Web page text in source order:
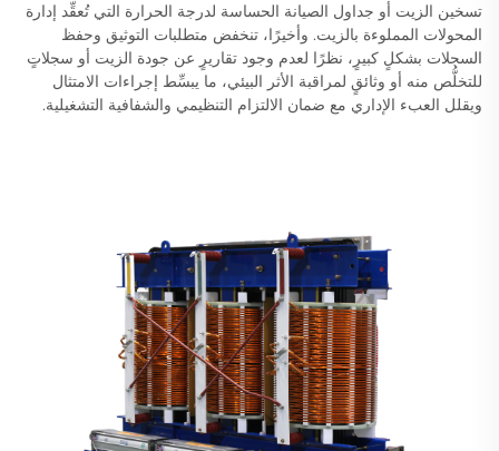
تسخين الزيت أو جداول الصيانة الحساسة لدرجة الحرارة التي تُعقِّد إدارة
المحولات المملوءة بالزيت. وأخيرًا، تنخفض متطلبات التوثيق وحفظ
السجلات بشكلٍ كبيرٍ، نظرًا لعدم وجود تقاريرٍ عن جودة الزيت أو سجلاتٍ
للتخلُّص منه أو وثائقٍ لمراقبة الأثر البيئي، ما يبسِّط إجراءات الامتثال
ويقلل العبء الإداري مع ضمان الالتزام التنظيمي والشفافية التشغيلية.